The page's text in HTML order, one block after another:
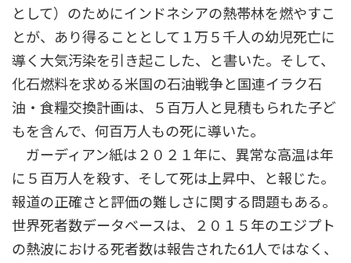
として）のためにインドネシアの熱帯林を燃やすこ
とが、あり得ることとして１万５千人の幼児死亡に
導く大気汚染を引き起こした、と書いた。そして、
化石燃料を求める米国の石油戦争と国連イラク石
油・食糧交換計画は、５百万人と見積もられた子ど
もを含んで、何百万人もの死に導いた。
ガーディアン紙は２０２１年に、異常な高温は年
に５百万人を殺す、そして死は上昇中、と報じた。
報道の正確さと評価の難しさに関する問題もある。
世界死者数データベースは、２０１５年のエジプト
の熱波における死者数は報告された61人ではなく、